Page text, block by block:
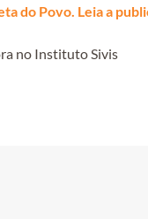
do Povo. Leia a
no Instituto Sivis